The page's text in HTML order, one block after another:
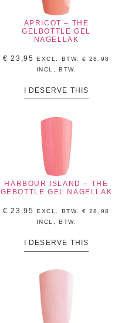
APRICOT – THE
GELBOTTLE GEL
NAGELLAK
€ 23,95 EXCL. BTW. € 28,98
INCL, BTW.
I DESERVE THIS
HARBOUR ISLAND – THE
GEBOTTLE GEL NAGELLAK
€ 23,95 EXCL. BTW. € 28,98
INCL, BTW.
I DESERVE THIS